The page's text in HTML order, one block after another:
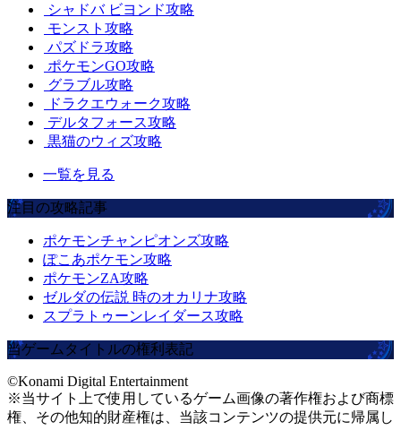
シャドバ ビヨンド攻略
モンスト攻略
パズドラ攻略
ポケモンGO攻略
グラブル攻略
ドラクエウォーク攻略
デルタフォース攻略
黒猫のウィズ攻略
一覧を見る
注目の攻略記事
ポケモンチャンピオンズ攻略
ぽこあポケモン攻略
ポケモンZA攻略
ゼルダの伝説 時のオカリナ攻略
スプラトゥーンレイダース攻略
当ゲームタイトルの権利表記
©Konami Digital Entertainment
※当サイト上で使用しているゲーム画像の著作権および商標
権、その他知的財産権は、当該コンテンツの提供元に帰属し